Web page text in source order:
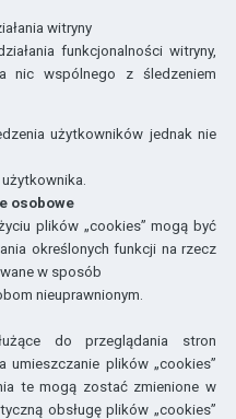
witryny
funkcjonalności witryny,
nic wspólnego z śledzeniem
użytkowników jednak nie
osobowe
plików „cookies” mogą być
określonych funkcji na rzecz
w sposób
nieuprawnionym.
do przeglądania stron
umieszczanie plików „cookies”
te mogą zostać zmienione w
obsługę plików „cookies”